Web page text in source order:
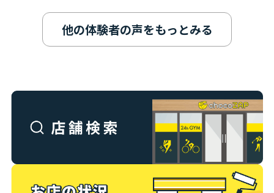
他の体験者の声をもっとみる